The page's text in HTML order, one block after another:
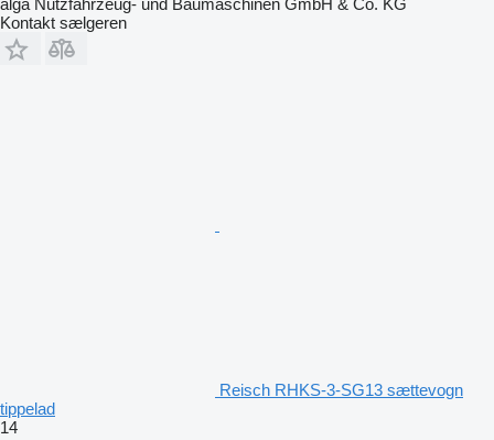
Kontakt sælgeren
Reisch RHKS-3-SG13 sættevogn
tippelad
14